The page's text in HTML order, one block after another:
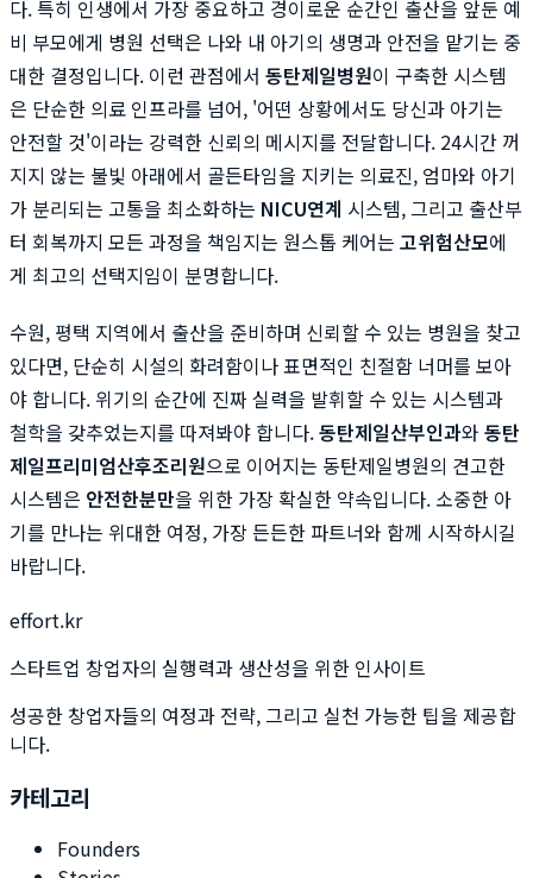
다. 특히 인생에서 가장 중요하고 경이로운 순간인 출산을 앞둔 예
비 부모에게 병원 선택은 나와 내 아기의 생명과 안전을 맡기는 중
대한 결정입니다. 이런 관점에서 동탄제일병원이 구축한 시스템
은 단순한 의료 인프라를 넘어, '어떤 상황에서도 당신과 아기는
안전할 것'이라는 강력한 신뢰의 메시지를 전달합니다. 24시간 꺼
지지 않는 불빛 아래에서 골든타임을 지키는 의료진, 엄마와 아기
가 분리되는 고통을 최소화하는 NICU연계 시스템, 그리고 출산부
터 회복까지 모든 과정을 책임지는 원스톱 케어는 고위험산모에
게 최고의 선택지임이 분명합니다.
수원, 평택 지역에서 출산을 준비하며 신뢰할 수 있는 병원을 찾고
있다면, 단순히 시설의 화려함이나 표면적인 친절함 너머를 보아
야 합니다. 위기의 순간에 진짜 실력을 발휘할 수 있는 시스템과
철학을 갖추었는지를 따져봐야 합니다.동탄제일산부인과와 동탄
제일프리미엄산후조리원으로 이어지는 동탄제일병원의 견고한
시스템은 안전한분만을 위한 가장 확실한 약속입니다. 소중한 아
기를 만나는 위대한 여정, 가장 든든한 파트너와 함께 시작하시길
바랍니다.
effort.kr
스타트업 창업자의 실행력과 생산성을 위한 인사이트
성공한 창업자들의 여정과 전략, 그리고 실천 가능한 팁을 제공합
니다.
카테고리
Founders